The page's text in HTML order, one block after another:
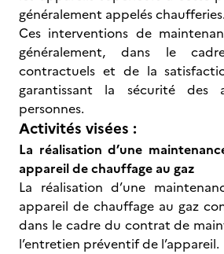
généralement appelés chaufferies.
Ces interventions de
généralement, dans le cadre
contractuels et de la
garantissant la sécurité des
personnes.
Activités visées :
La réalisation d’une
appareil de chauffage au gaz
La réalisation d’une
appareil de chauffage au gaz
dans le cadre du contrat de
l’entretien préventif de l’appareil.